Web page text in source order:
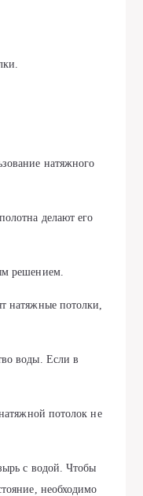
натяжного
делают его
решением.
натяжные потолки,
воды. Если в
потолок не
с водой. Чтобы
необходимо